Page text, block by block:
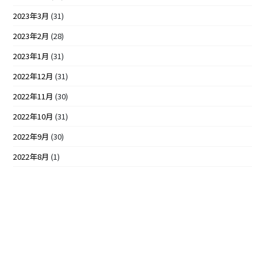
2023年3月 (31)
2023年2月 (28)
2023年1月 (31)
2022年12月 (31)
2022年11月 (30)
2022年10月 (31)
2022年9月 (30)
2022年8月 (1)